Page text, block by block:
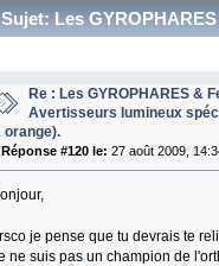
Sujet: Les
fois)
Re : Les GYROPHARES &
Avertisseurs lumineux
orange).
Réponse #120 le: 27 août 2009,
je pense que tu devrais te
ne suis pas un champion de